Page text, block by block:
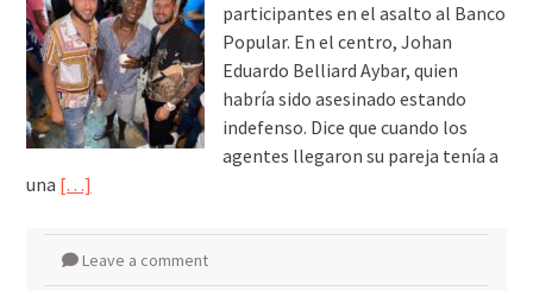
participantes en el asalto al Banco
Popular. En el centro, Johan
Eduardo Belliard Aybar, quien
habría sido asesinado estando
indefenso. Dice que cuando los
agentes llegaron su pareja tenía a
una […]
Leave a comment